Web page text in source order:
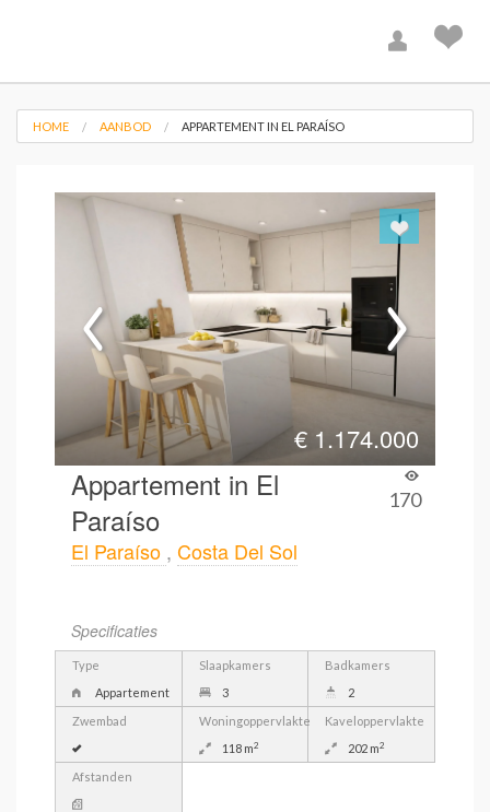
HOME AANBOD APPARTEMENT IN EL PARAÍSO
€ 1.174.000
Appartement in El
Paraíso
170
El Paraíso , Costa Del Sol
Specificaties
Type
Appartement
Slaapkamers
3
Badkamers
2
Zwembad
Woningoppervlakte
118 m2
Kaveloppervlakte
202 m2
Afstanden